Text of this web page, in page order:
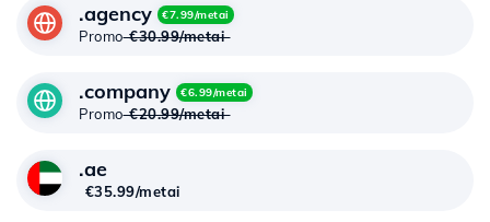
.agency €7.99/metai
Promo€30.99/metai
.company €6.99/metai
Promo€20.99/metai
.ae
€35.99/metai